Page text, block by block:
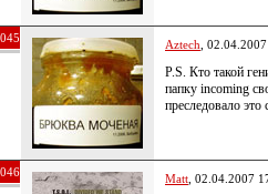
Aztech ,
P.S. Кто такой
папку incoming
преследовало это
Matt , 02.04.2007